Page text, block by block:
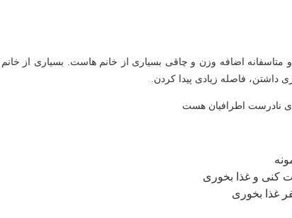
اضافه وزن و چاقی بسیاری از خانم هاست. بسیاری از خانم
داشتن، فاصله زیادی پیدا کردن.
نادرست اطرافیان هست
کنی و غذا بخوری
غذا بخوری